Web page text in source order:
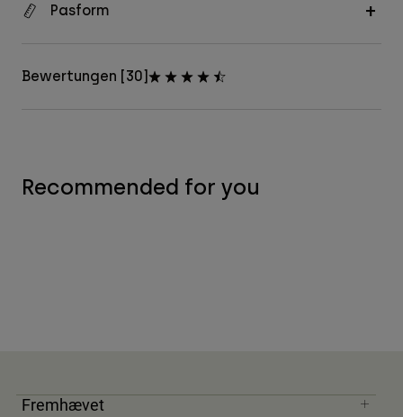
Pasform
Bewertungen [30]
Recommended for you
Fremhævet